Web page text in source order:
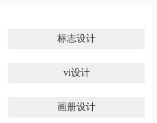
标志设计
vi设计
画册设计